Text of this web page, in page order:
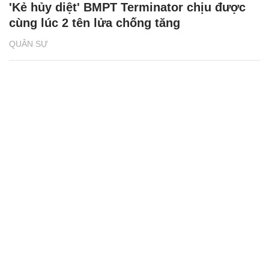
QUÂN SỰ
'Kẻ hủy diệt' BMPT Terminator chịu được
cùng lúc 2 tên lửa chống tăng